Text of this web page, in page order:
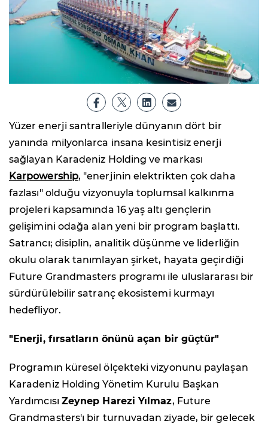
Yüzer enerji santralleriyle dünyanın dört bir
yanında milyonlarca insana kesintisiz enerji
sağlayan Karadeniz Holding ve markası
Karpowership, "enerjinin elektrikten çok daha
fazlası" olduğu vizyonuyla toplumsal kalkınma
projeleri kapsamında 16 yaş altı gençlerin
gelişimini odağa alan yeni bir program başlattı.
Satrancı; disiplin, analitik düşünme ve liderliğin
okulu olarak tanımlayan şirket, hayata geçirdiği
Future Grandmasters programı ile uluslararası bir
sürdürülebilir satranç ekosistemi kurmayı
hedefliyor.
"Enerji, fırsatların önünü açan bir güçtür"
Programın küresel ölçekteki vizyonunu paylaşan
Karadeniz Holding Yönetim Kurulu Başkan
Yardımcısı Zeynep Harezi Yılmaz, Future
Grandmasters'ı bir turnuvadan ziyade, bir gelecek